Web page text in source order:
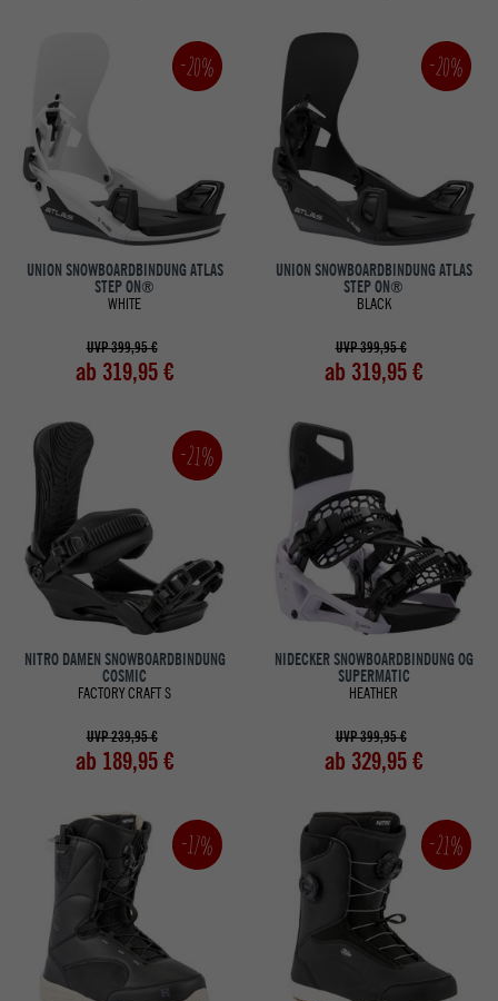
-20%
UNION SNOWBOARDBINDUNG ATLAS
STEP ON®
WHITE
UVP 399,95 €
ab 319,95 €
-20%
UNION SNOWBOARDBINDUNG ATLAS
STEP ON®
BLACK
UVP 399,95 €
ab 319,95 €
-21%
NITRO DAMEN SNOWBOARDBINDUNG
COSMIC
FACTORY CRAFT S
UVP 239,95 €
ab 189,95 €
NIDECKER SNOWBOARDBINDUNG OG
SUPERMATIC
HEATHER
UVP 399,95 €
ab 329,95 €
-17% -21%